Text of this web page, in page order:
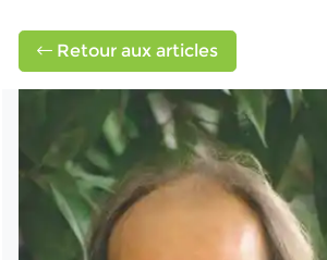
Retour aux articles